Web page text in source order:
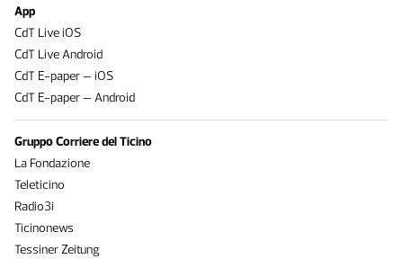
App
CdT Live iOS
CdT Live Android
CdT E-paper – iOS
CdT E-paper – Android
Gruppo Corriere del Ticino
La Fondazione
Teleticino
Radio3i
Ticinonews
Tessiner Zeitung